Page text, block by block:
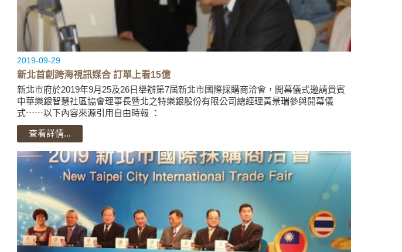
2019-09-29
新北首創跨海視訊媒合 訂單上看15億
新北市府於2019年9月25及26日舉辦第7屆新北市國際採購商洽會，開幕儀式邀請貴賓
中華樂銀智慧社區協會理事長暨北之特樂銀股份有限公司總經理黃景瑞參與開幕儀
式⋯⋯以下內容來源引用自由時報 ：
https://ec.ltn.com.tw/article/breakingnews/2926394
查看詳情...